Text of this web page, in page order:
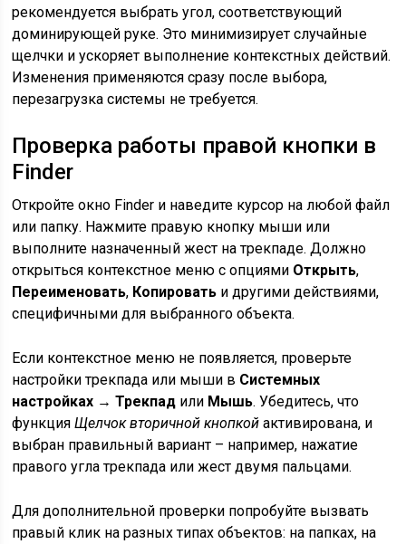
рекомендуется выбрать угол, соответствующий
доминирующей руке. Это минимизирует случайные
щелчки и ускоряет выполнение контекстных действий.
Изменения применяются сразу после выбора,
перезагрузка системы не требуется.
Проверка работы правой кнопки в
Finder
Откройте окно Finder и наведите курсор на любой файл
или папку. Нажмите правую кнопку мыши или
выполните назначенный жест на трекпаде. Должно
открыться контекстное меню с опциями Открыть,
Переименовать, Копировать и другими действиями,
специфичными для выбранного объекта.
Если контекстное меню не появляется, проверьте
настройки трекпада или мыши в Системных
настройках → Трекпад или Мышь. Убедитесь, что
функцияЩелчок вторичной кнопкой активирована, и
выбран правильный вариант – например, нажатие
правого угла трекпада или жест двумя пальцами.
Для дополнительной проверки попробуйте вызвать
правый клик на разных типах объектов: на папках, на